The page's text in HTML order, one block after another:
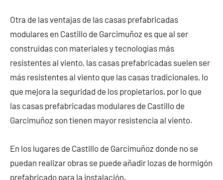
Otra de las ventajas de las casas prefabricadas
modulares en Castillo de Garcimuñoz es que al ser
construidas con materiales y tecnologías más
resistentes al viento, las casas prefabricadas suelen ser
más resistentes al viento que las casas tradicionales, lo
que mejora la seguridad de los propietarios, por lo que
las casas prefabricadas modulares de Castillo de
Garcimuñoz son tienen mayor resistencia al viento.
En los lugares de Castillo de Garcimuñoz donde no se
puedan realizar obras se puede añadir lozas de hormigón
prefabricado para la instalación.